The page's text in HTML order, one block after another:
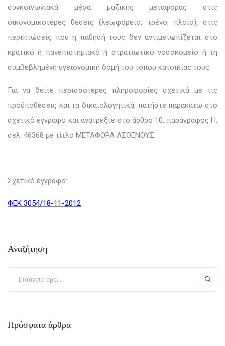
συγκοινωνιακά μέσα μαζικής μεταφοράς στις
οικονομικότερες θέσεις (λεωφορείο, τρένο, πλοίο), στις
περιπτώσεις που η πάθησή τους δεν αντιμετωπίζεται στο
κρατικό ή πανεπιστημιακό ή στρατιωτικό νοσοκομείο ή τη
συμβεβλημένη υγειονομική δομή του τόπου κατοικίας τους.
Για να δείτε περισσότερες πληροφορίες σχετικά με τις
προϋποθέσεις και τα δικαιολογητικά, πατήστε παρακάτω στο
σχετικό έγγραφο και ανατρέξτε στο άρθρο 10, παράγραφος Η,
σελ. 46368 με τίτλο ΜΕΤΑΦΟΡΑ ΑΣΘΕΝΟΥΣ.
Σχετικό έγγραφο:
ΦΕΚ 3054/18-11-2012
Αναζήτηση
Πρόσφατα άρθρα